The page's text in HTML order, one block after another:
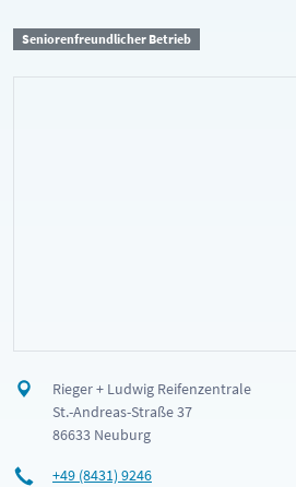
Seniorenfreundlicher Betrieb
Rieger + Ludwig Reifenzentrale
St.-Andreas-Straße 37
86633 Neuburg
+49 (8431) 9246